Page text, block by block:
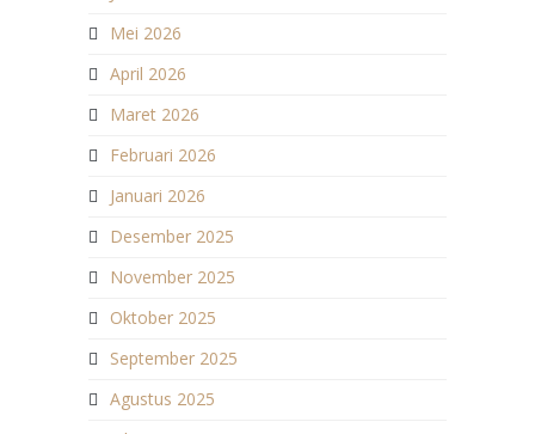
Mei 2026
April 2026
Maret 2026
Februari 2026
Januari 2026
Desember 2025
November 2025
Oktober 2025
September 2025
Agustus 2025